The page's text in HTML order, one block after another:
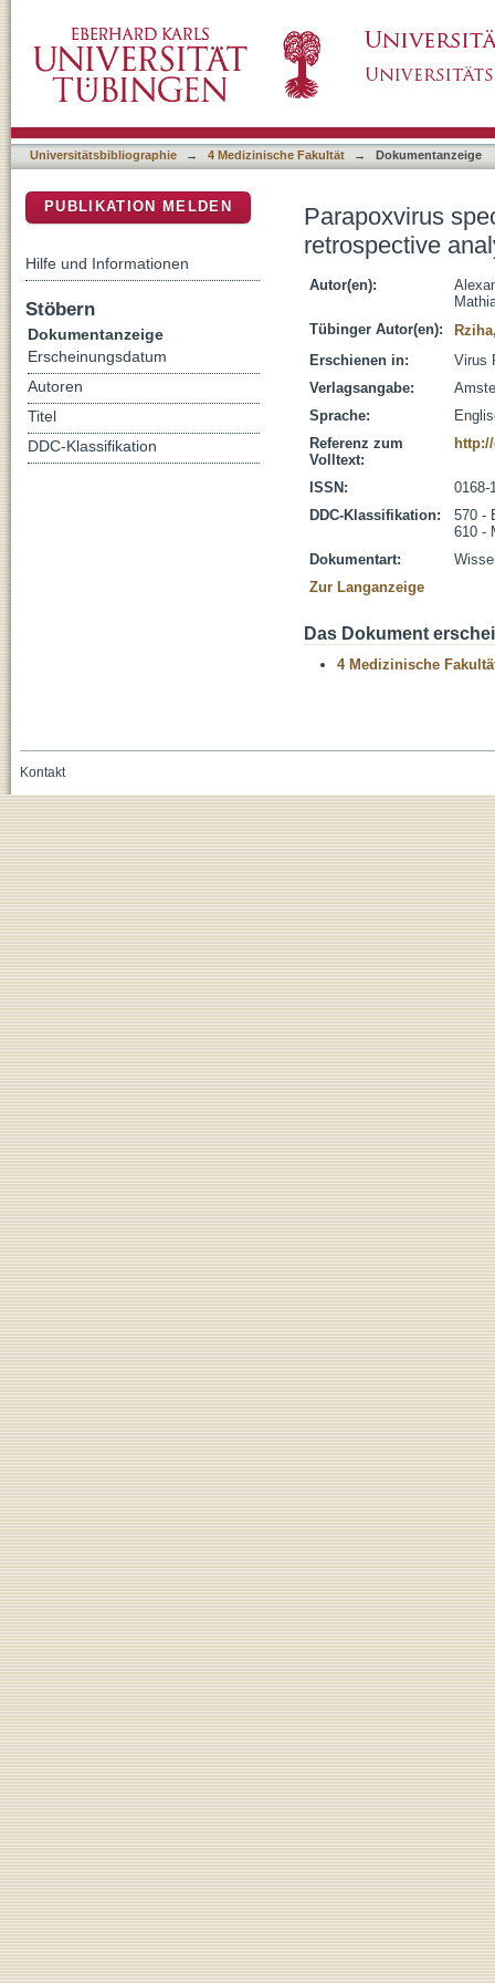
virus isolates
Universitätsbibliographie → 4 Medizinische Fakultät → Dokumentanzeige
Parapoxvirus
retrospective
Autor(en):
Tübinger Autor(en):
Erschienen in:
Virus
Verlagsangabe:
Sprache:
Referenz zum
Volltext:
ISSN:
0168-
DDC-Klassifikation:
570 -
610 -
Dokumentart:
Zur Langanzeige
Das Dokument
4 Medizinische
PUBLIKATION MELDEN
Hilfe und Informationen
Stöbern
Dokumentanzeige
Erscheinungsdatum
Autoren
Titel
DDC-Klassifikation
Kontakt